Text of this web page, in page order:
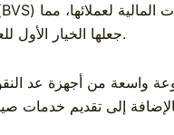
جعلها الخيار الأول للعديد من الشركات والمؤسسات.